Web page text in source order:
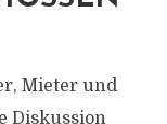
Mieter und
Diskussion